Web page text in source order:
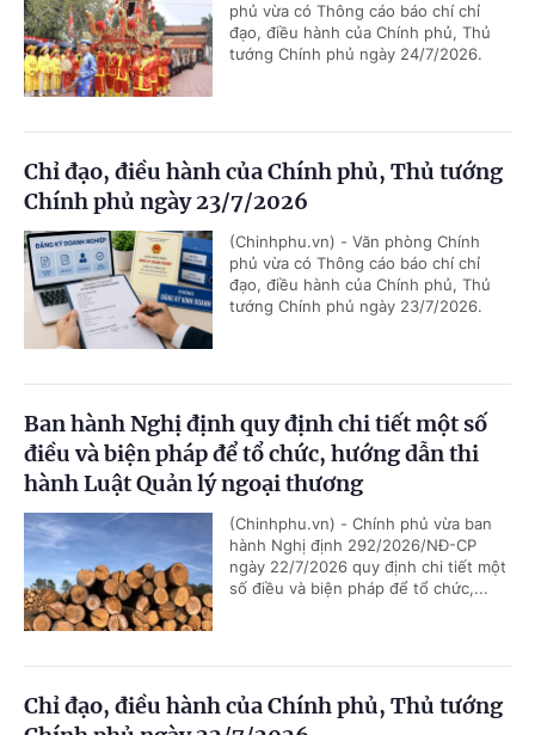
phủ vừa có Thông cáo báo chí chỉ
đạo, điều hành của Chính phủ, Thủ
tướng Chính phủ ngày 24/7/2026.
Chỉ đạo, điều hành của Chính phủ, Thủ tướng
Chính phủ ngày 23/7/2026
(Chinhphu.vn) - Văn phòng Chính
phủ vừa có Thông cáo báo chí chỉ
đạo, điều hành của Chính phủ, Thủ
tướng Chính phủ ngày 23/7/2026.
Ban hành Nghị định quy định chi tiết một số
điều và biện pháp để tổ chức, hướng dẫn thi
hành Luật Quản lý ngoại thương
(Chinhphu.vn) - Chính phủ vừa ban
hành Nghị định 292/2026/NĐ-CP
ngày 22/7/2026 quy định chi tiết một
số điều và biện pháp để tổ chức,...
Chỉ đạo, điều hành của Chính phủ, Thủ tướng